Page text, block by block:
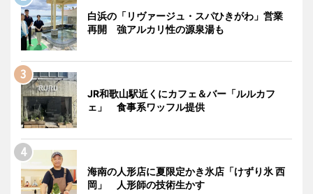
白浜の「リヴァージュ・スパひきがわ」営業
再開 強アルカリ性の源泉湯も
JR和歌山駅近くにカフェ＆バー「ルルカフ
ェ」 食事系ワッフル提供
海南の人形店に夏限定かき氷店「けずり氷 西
岡」 人形師の技術生かす